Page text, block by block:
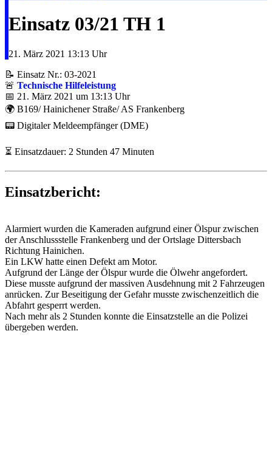
Einsatz 03/21 TH 1
21. März 2021 13:13 Uhr
📝 Einsatz Nr.: 03-2021
🚨 Technische Hilfeleistung
📅 21. März 2021 um 13:13 Uhr
🌍 B169/ Hainichener Straße/ AS Frankenberg
📟 Digitaler Meldeempfänger (DME)
⏳ Einsatzdauer: 2 Stunden 47 Minuten
Einsatzbericht:
Alarmiert wurden die Kameraden aufgrund einer Ölspur zwischen
der Anschlussstelle Frankenberg und der Ortslage Dittersbach
Richtung Hainichen.
Ein LKW hatte einen Defekt am Motor.
Aufgrund der Länge der Ölspur wurde die Ölwehr angefordert.
Diese musste aufgrund der massiven Ausdehnung mit 2 Fahrzeugen
anrücken. Zur Beseitigung der Gefahr musste zwischenzeitlich die
Abfahrt gesperrt werden.
Nach mehr als 2 Stunden konnte die Einsatzstelle an die Polizei
übergeben werden.